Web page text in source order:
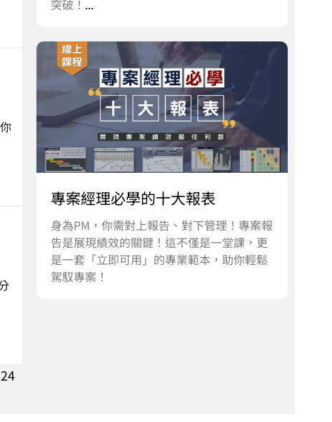
24
突破！ ...
專案經理必學的十大報表
身為PM，你需對上報告、對下管理！專案報
告是展現績效的關鍵！這不僅是一堂課，更
是一套「立即可用」的專業範本，助你輕鬆
駕馭專案！